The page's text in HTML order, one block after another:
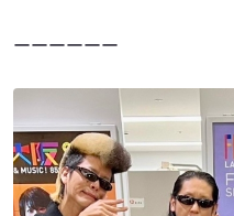
ーーーーーー